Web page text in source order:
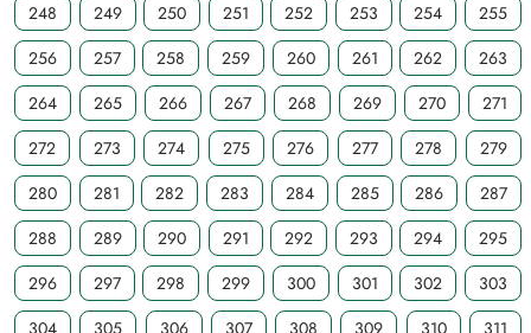
248
249 250 251 252 253 254
255
256
257 258 259 260 261 262
263
264
265 266 267 268 269 270
271
272
273 274 275 276 277 278
279
280
281 282 283 284 285 286
287
288
289 290 291 292 293 294
295
296
297 298 299 300 301 302
303
304
305 306 307 308 309 310
311